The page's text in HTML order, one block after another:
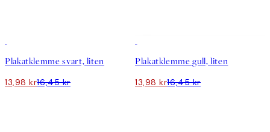
Plakatklemme svart, liten
13,98 kr16,45 kr
Plakatklemme gull, liten
13,98 kr16,45 kr